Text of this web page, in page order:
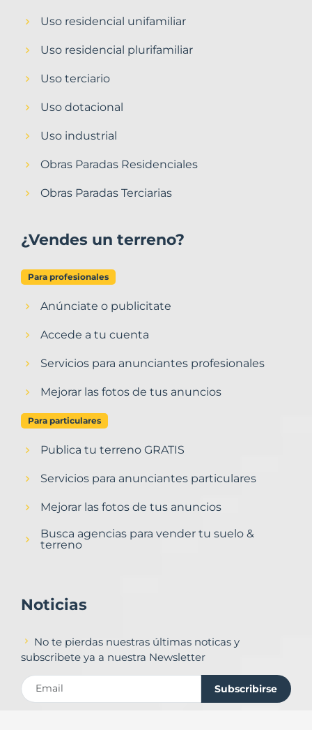
Uso residencial unifamiliar
Uso residencial plurifamiliar
Uso terciario
Uso dotacional
Uso industrial
Obras Paradas Residenciales
Obras Paradas Terciarias
¿Vendes un terreno?
Para profesionales
Anúnciate o publicitate
Accede a tu cuenta
Servicios para anunciantes profesionales
Mejorar las fotos de tus anuncios
Para particulares
Publica tu terreno GRATIS
Servicios para anunciantes particulares
Mejorar las fotos de tus anuncios
Busca agencias para vender tu suelo &
terreno
Noticias
No te pierdas nuestras últimas noticas y
subscribete ya a nuestra Newsletter
Subscribirse